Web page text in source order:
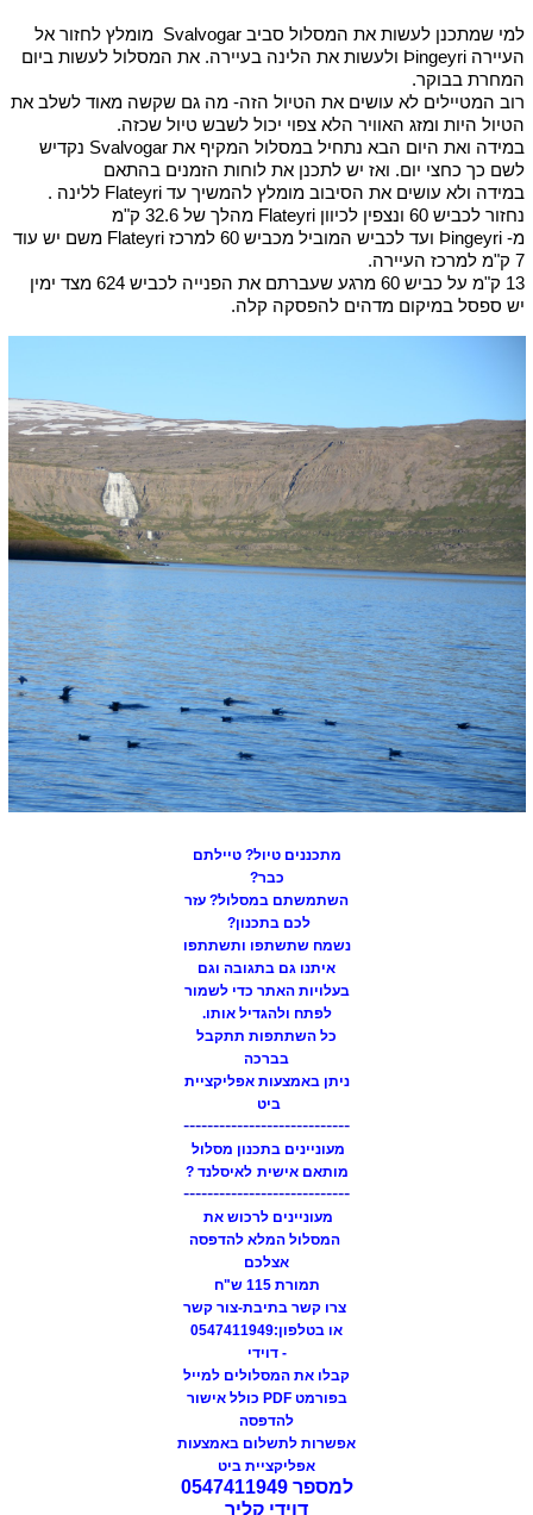
למי שמתכנן לעשות את המסלול סביב Svalvogar מומלץ לחזור אל
העיירה Þingeyri ולעשות את הלינה בעיירה. את המסלול לעשות ביום
המחרת בבוקר.
רוב המטיילים לא עושים את הטיול הזה- מה גם שקשה מאוד לשלב את
הטיול היות ומזג האוויר הלא צפוי יכול לשבש טיול שכזה.
במידה ואת היום הבא נתחיל במסלול המקיף את Svalvogar נקדיש
לשם כך כחצי יום. ואז יש לתכנן את לוחות הזמנים בהתאם
במידה ולא עושים את הסיבוב מומלץ להמשיך עד Flateyri ללינה .
נחזור לכביש 60 ונצפין לכיוון Flateyri מהלך של 32.6 ק"מ
מ- Þingeyri ועד לכביש המוביל מכביש 60 למרכז Flateyri משם יש עוד
7 ק"מ למרכז העיירה.
13 ק"מ על כביש 60 מרגע שעברתם את הפנייה לכביש 624 מצד ימין
יש ספסל במיקום מדהים להפסקה קלה.
מתכננים טיול? טיילתם
כבר?
השתמשתם במסלול? עזר
לכם בתכנון?
נשמח שתשתפו ותשתתפו
איתנו גם בתגובה וגם
בעלויות האתר כדי לשמור
לפתח ולהגדיל אותו.
כל השתתפות תתקבל
בברכה
ניתן באמצעות אפליקציית
ביט
----------------------------
מעוניינים בתכנון מסלול
מותאם אישית לאיסלנד ?
----------------------------
מעוניינים לרכוש את
המסלול המלא להדפסה
אצלכם
תמורת 115 ש"ח
צרו קשר בתיבת-צור קשר
או בטלפון:0547411949
- דוידי
קבלו את המסלולים למייל
בפורמט PDF כולל אישור
להדפסה
אפשרות לתשלום באמצעות
אפליקציית ביט
למספר 0547411949
דוידי קליר